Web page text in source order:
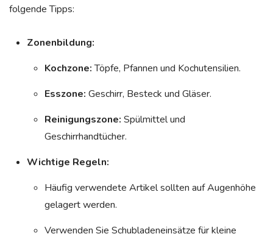
folgende Tipps:
Zonenbildung:
Kochzone:Töpfe, Pfannen und Kochutensilien.
Esszone: Geschirr, Besteck und Gläser.
Reinigungszone: Spülmittel und
Geschirrhandtücher.
Wichtige Regeln:
Häufig verwendete Artikel sollten auf Augenhöhe
gelagert werden.
Verwenden Sie Schubladeneinsätze für kleine